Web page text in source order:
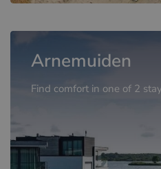
Arnemuiden
Find comfort in one of 2